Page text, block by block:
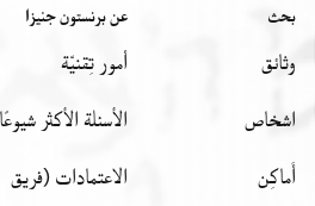
بحث
وثائق
اشخاص
أَماكِن
عن برنستون جنيزا
أمور تِقنيّة
الأسئلة الأكثر شيوعًا
الاعتمادات (فريق